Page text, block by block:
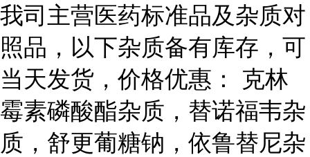
我司主营医药标准品及杂质对
照品，以下杂质备有库存，可
当天发货，价格优惠： 克林
霉素磷酸酯杂质，替诺福韦杂
质，舒更葡糖钠，依鲁替尼杂